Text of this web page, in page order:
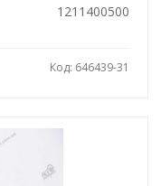
1211400500
Код: 646439-31